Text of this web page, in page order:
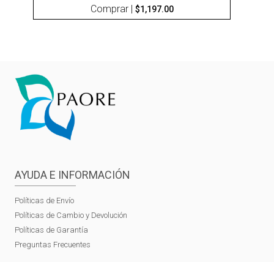
Comprar | $1,197.00
AYUDA E INFORMACIÓN
Políticas de Envío
Políticas de Cambio y Devolución
Políticas de Garantía
Preguntas Frecuentes